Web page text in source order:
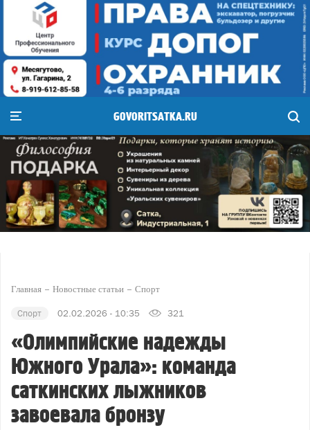
GOVORITSATKA.RU
Главная Новостные статьи Спорт
Спорт 02.02.2026 - 10:35 321
«Олимпийские надежды
Южного Урала»: команда
саткинских лыжников
завоевала бронзу